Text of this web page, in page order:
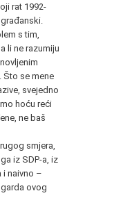
rat 1992-
s tim,
li ne razumiju
Što se mene
svejedno
hoću reći
ne baš
smjera,
iz SDP-a, iz
i naivno –
ovog